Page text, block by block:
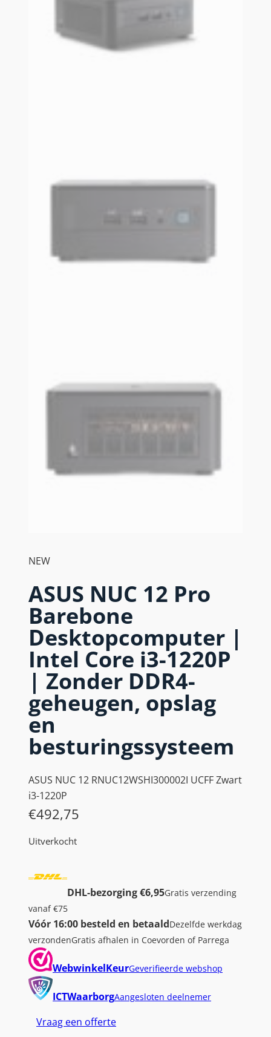
NEW
ASUS NUC 12 Pro
Barebone
Desktopcomputer |
Intel Core i3-1220P
| Zonder DDR4-
geheugen, opslag
en
besturingssysteem
ASUS NUC 12 RNUC12WSHI300002I UCFF Zwart
i3-1220P
€492,75
Uitverkocht
DHL-bezorging €6,95Gratis verzending
vanaf €75
Vóór 16:00 besteld en betaaldDezelfde werkdag
verzondenGratis afhalen in Coevorden of Parrega
WebwinkelKeurGeverifieerde webshop
ICTWaarborgAangesloten deelnemer
Vraag een offerte